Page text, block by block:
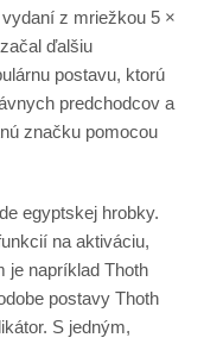
z mriežkou 5 ×
ďalšiu
postavu, ktorú
predchodcov a
značku pomocou
egyptskej hrobky.
na aktiváciu,
je napríklad Thoth
postavy Thoth
S jedným,